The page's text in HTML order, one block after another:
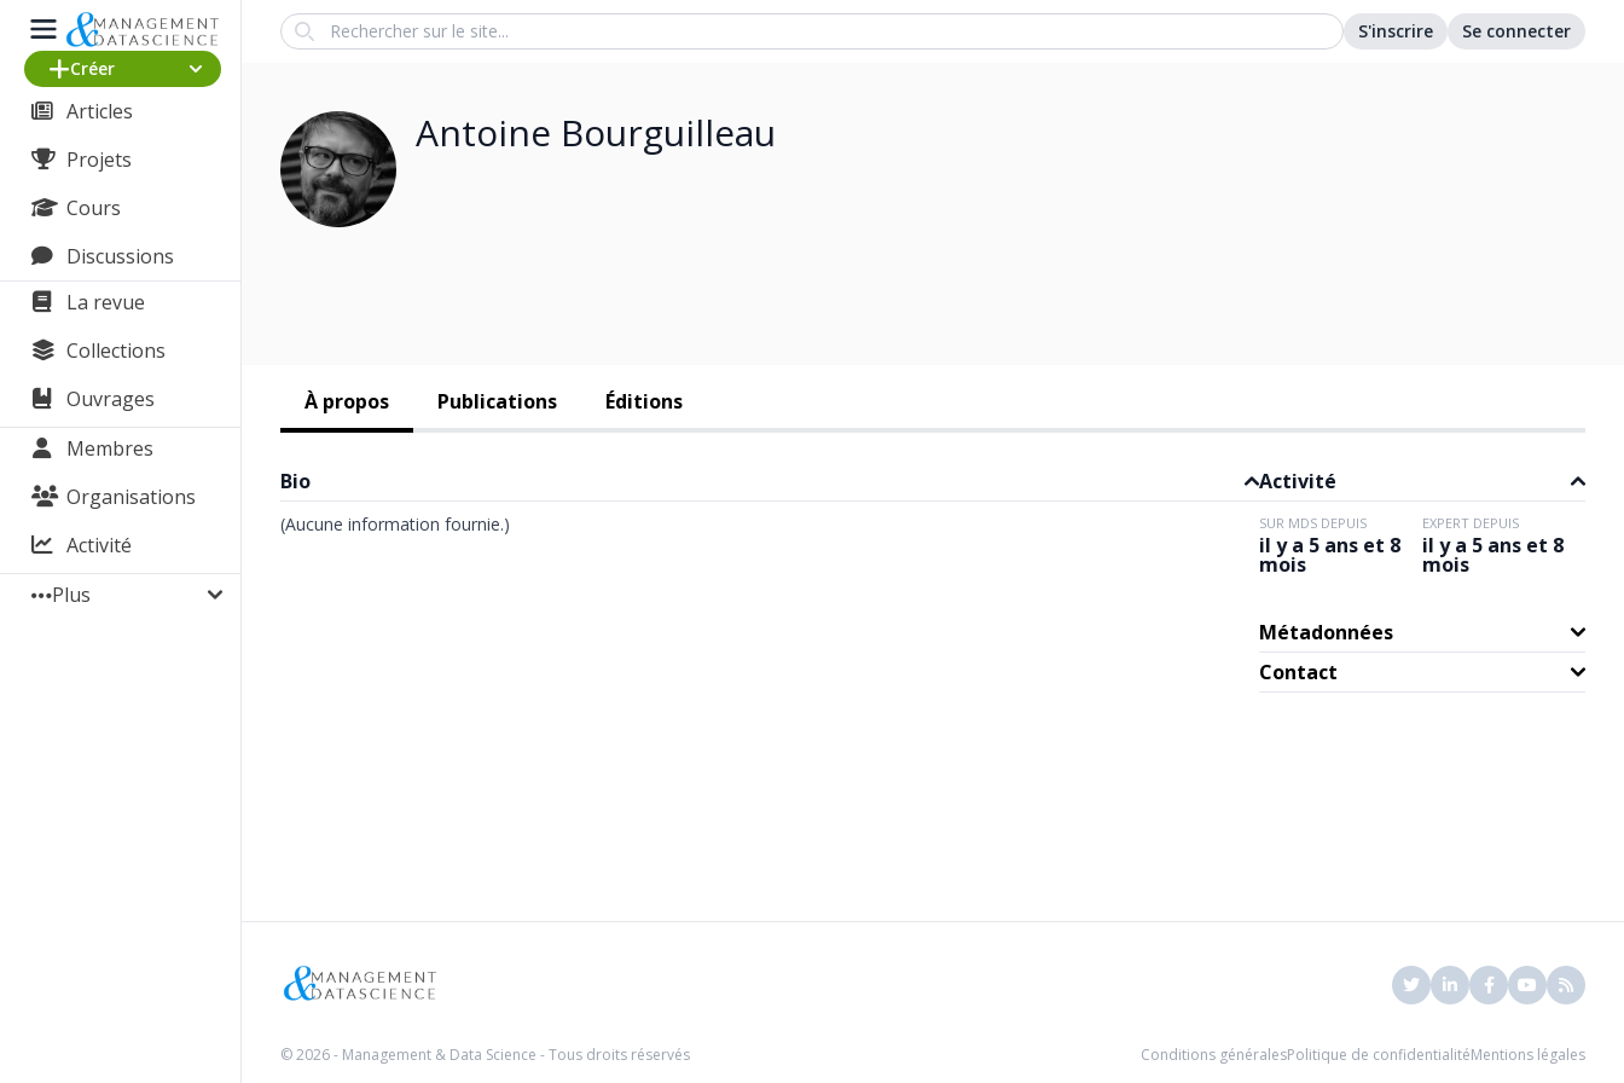
Créer
Articles
Projets
Cours
Discussions
La revue
Collections
Ouvrages
Membres
Organisations
Activité
Plus
Search S'inscrire Se connecter
Antoine Bourguilleau
À propos Publications Éditions
Bio
(Aucune information fournie.)
Activité
SUR MDS DEPUIS
il y a 5 ans et 8
mois
EXPERT DEPUIS
il y a 5 ans et 8
mois
Métadonnées
Contact
© 2026 - Management & Data Science - Tous droits réservés Conditions généralesPolitique de confidentialitéMentions légales